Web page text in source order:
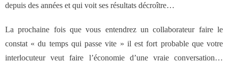
depuis des années et qui voit ses résultats décroître…
La prochaine fois que vous entendrez un collaborateur faire le
constat « du temps qui passe vite » il est fort probable que votre
interlocuteur veut faire l’économie d’une vraie conversation…